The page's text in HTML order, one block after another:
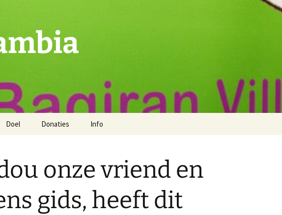
Doel Donaties Info
onze vriend en
gids, heeft dit